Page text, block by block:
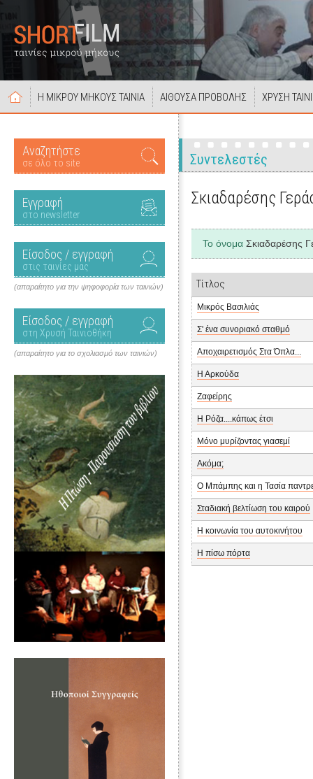
Η ΜΙΚΡΟΥ ΜΗΚΟΥΣ ΤΑΙΝΙΑ ΑΙΘΟΥΣΑ ΠΡΟΒΟΛΗΣ ΧΡΥΣΗ
Αναζητήστε
σε όλο το site
Εγγραφή
στο newsletter
Είσοδος / εγγραφή
στις ταινίες μας
(απαραίτητο για την ψηφοφορία των ταινιών)
Είσοδος / εγγραφή
στη Χρυσή Ταινιοθήκη
(απαραίτητο για το σχολιασμό των ταινιών)
Συντελεστές
Σκιαδαρέσης
Το όνομα Σκιαδαρέσης
Τίτλος
Μικρός Βασιλιάς
Σ' ένα συνοριακό σταθμό
Αποχαιρετισμός Στα Όπλα...
Η Αρκούδα
Ζαφείρης
Η Ρόζα....κάπως έτσι
Μόνο μυρίζοντας γιασεμί
Ακόμα;
Ο Μπάμπης και η Τασία
Σταδιακή βελτίωση του καιρού
Η κοινωνία του αυτοκινήτου
Η πίσω πόρτα